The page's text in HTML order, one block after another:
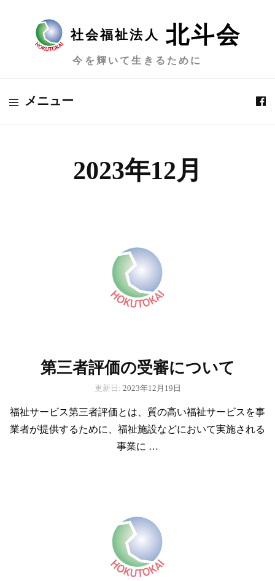
社会福祉法人 北斗会
今を輝いて生きるために
メニュー
2023年12月
第三者評価の受審について
更新日: 2023年12月19日
福祉サービス第三者評価とは、質の高い福祉サービスを事
業者が提供するために、福祉施設などにおいて実施される
事業に …